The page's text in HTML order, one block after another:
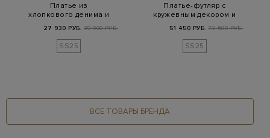
Платье из
хлопкового денима и
льна с V-образным
вырезо…
27 930 РУБ. 39 900 РУБ.
SS25
Платье-футляр с
кружевным декором и
51 450 РУБ. 73 500 РУБ.
SS25
ВСЕ ТОВАРЫ БРЕНДА